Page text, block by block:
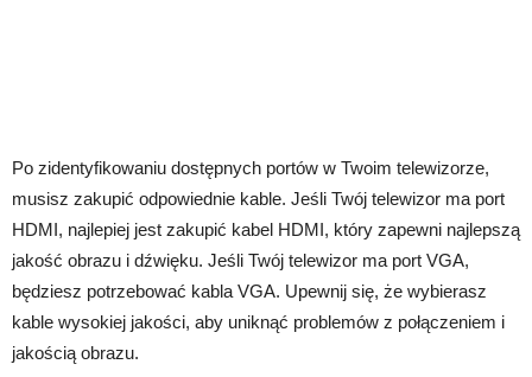
Po zidentyfikowaniu dostępnych portów w Twoim telewizorze,
musisz zakupić odpowiednie kable. Jeśli Twój telewizor ma port
HDMI, najlepiej jest zakupić kabel HDMI, który zapewni najlepszą
jakość obrazu i dźwięku. Jeśli Twój telewizor ma port VGA,
będziesz potrzebować kabla VGA. Upewnij się, że wybierasz
kable wysokiej jakości, aby uniknąć problemów z połączeniem i
jakością obrazu.